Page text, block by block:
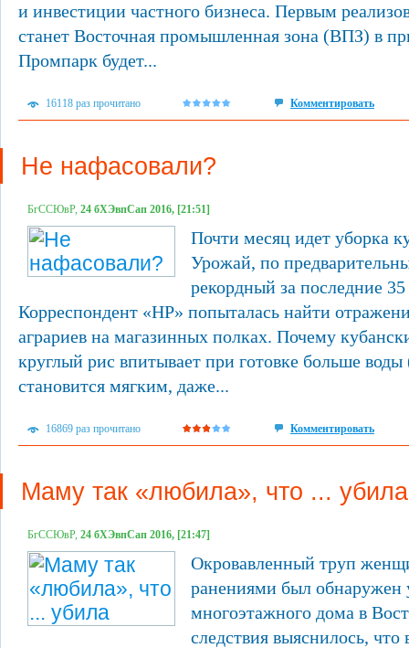
и инвестиции частного бизнеса. Первым
станет Восточная промышленная зона (ВПЗ) в
Промпарк будет...
16118 раз прочитано Комментировать
Не нафасовали?
БгССЮвР, 24 бХЭвпСап 2016, [21:51]
Почти месяц идет уборка
Урожай, по
рекордный за последние
Корреспондент «НР» попыталась найти
аграриев на магазинных полках. Почему
круглый рис впитывает при готовке больше
становится мягким, даже...
16869 раз прочитано Комментировать
Маму так «любила», что ... убила
БгССЮвР, 24 бХЭвпСап 2016, [21:47]
Окровавленный труп
ранениями был обнаружен
многоэтажного дома в
следствия выяснилось,